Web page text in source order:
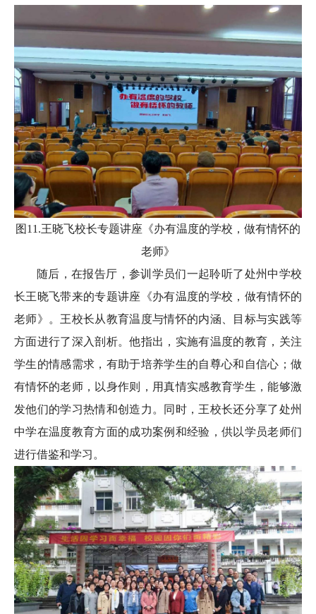
图11.王晓飞校长专题讲座《办有温度的学校，做有情怀的
老师》
随后，在报告厅，参训学员们一起聆听了处州中学校
长王晓飞带来的专题讲座《办有温度的学校，做有情怀的
老师》。王校长从教育温度与情怀的内涵、目标与实践等
方面进行了深入剖析。他指出，实施有温度的教育，关注
学生的情感需求，有助于培养学生的自尊心和自信心；做
有情怀的老师，以身作则，用真情实感教育学生，能够激
发他们的学习热情和创造力。同时，王校长还分享了处州
中学在温度教育方面的成功案例和经验，供以学员老师们
进行借鉴和学习。